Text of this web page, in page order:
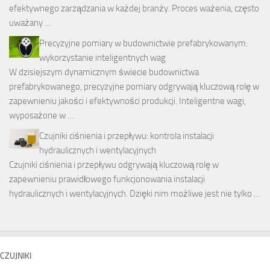
efektywnego zarządzania w każdej branży. Proces ważenia, często
uważany …
Precyzyjne pomiary w budownictwie prefabrykowanym:
wykorzystanie inteligentnych wag
W dzisiejszym dynamicznym świecie budownictwa
prefabrykowanego, precyzyjne pomiary odgrywają kluczową rolę w
zapewnieniu jakości i efektywności produkcji. Inteligentne wagi,
wyposażone w …
Czujniki ciśnienia i przepływu: kontrola instalacji
hydraulicznych i wentylacyjnych
Czujniki ciśnienia i przepływu odgrywają kluczową rolę w
zapewnieniu prawidłowego funkcjonowania instalacji
hydraulicznych i wentylacyjnych. Dzięki nim możliwe jest nie tylko …
CZUJNIKI